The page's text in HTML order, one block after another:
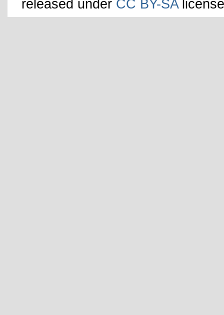
released under CC BY-SA